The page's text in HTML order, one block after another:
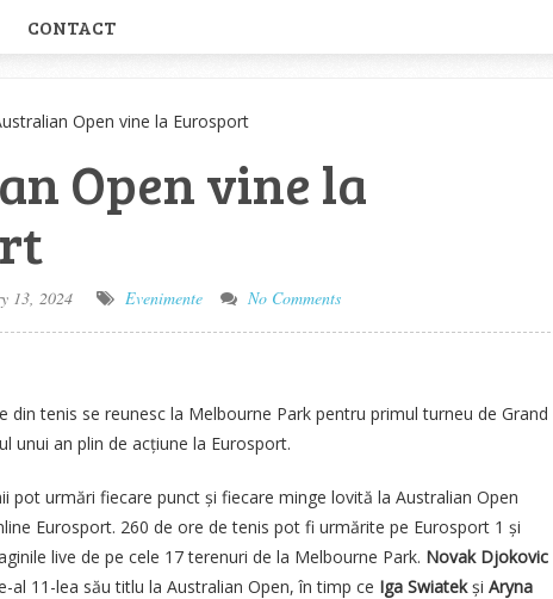
CONTACT
Open vine la Eurosport
Open vine la
13, 2024 Evenimente No Comments
din tenis se reunesc la Melbourne Park pentru primul turneu de Grand
unui an plin de acțiune la Eurosport.
pot urmări fiecare punct și fiecare minge lovită la Australian Open
Eurosport. 260 de ore de tenis pot fi urmărite pe Eurosport 1 și
live de pe cele 17 terenuri de la Melbourne Park. Novak Djokovic
al 11-lea său titlu la Australian Open, în timp ce Iga Swiatekși Aryna